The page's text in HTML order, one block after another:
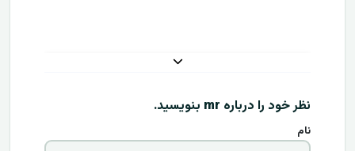
نظر خود را درباره mr بنویسید.
نام